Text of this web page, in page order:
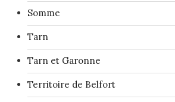
Somme
Tarn
Tarn et Garonne
Territoire de Belfort